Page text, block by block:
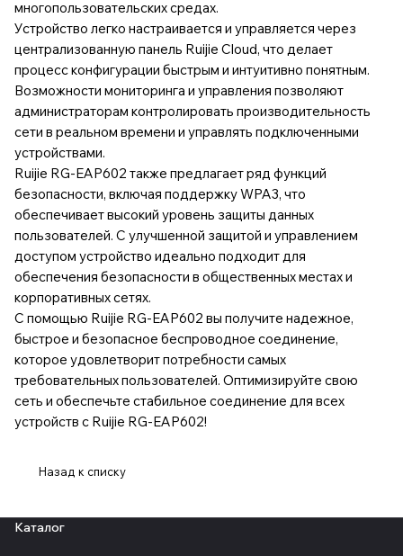
многопользовательских средах.
Устройство легко настраивается и управляется через
централизованную панель Ruijie Cloud, что делает
процесс конфигурации быстрым и интуитивно понятным.
Возможности мониторинга и управления позволяют
администраторам контролировать производительность
сети в реальном времени и управлять подключенными
устройствами.
Ruijie RG-EAP602 также предлагает ряд функций
безопасности, включая поддержку WPA3, что
обеспечивает высокий уровень защиты данных
пользователей. С улучшенной защитой и управлением
доступом устройство идеально подходит для
обеспечения безопасности в общественных местах и
корпоративных сетях.
С помощью Ruijie RG-EAP602 вы получите надежное,
быстрое и безопасное беспроводное соединение,
которое удовлетворит потребности самых
требовательных пользователей. Оптимизируйте свою
сеть и обеспечьте стабильное соединение для всех
устройств с Ruijie RG-EAP602!
Назад к списку
Каталог